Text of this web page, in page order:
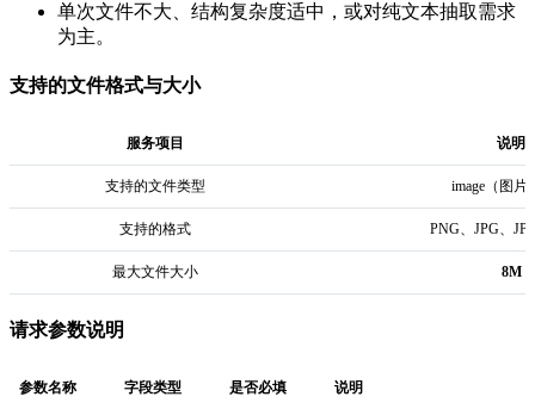
单次文件不大、结构复杂度适中，或对纯文本抽取需求
为主。
支持的文件格式与大小
服务项目 说明
支持的文件类型 image（图片
支持的格式 PNG、JPG、
最大文件大小 8M
请求参数说明
参数名称 字段类型 是否必填 说明